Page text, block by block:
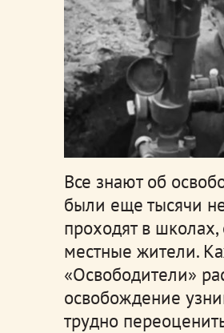
Все знают об
были еще тысячи
проходят в
местные жители.
«Освободители»
освобождение
трудно